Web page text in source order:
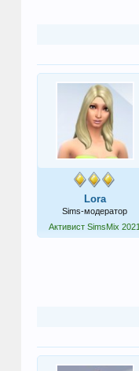
Lora
Sims-модератор
Активист SimsMix 2021